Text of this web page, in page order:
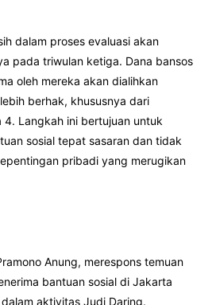
dalam proses evaluasi akan
pada triwulan ketiga. Dana bansos
oleh mereka akan dialihkan
berhak, khususnya dari
4. Langkah ini bertujuan untuk
sosial tepat sasaran dan tidak
pribadi yang merugikan
Anung, merespons temuan
bantuan sosial di Jakarta
aktivitas Judi Daring.